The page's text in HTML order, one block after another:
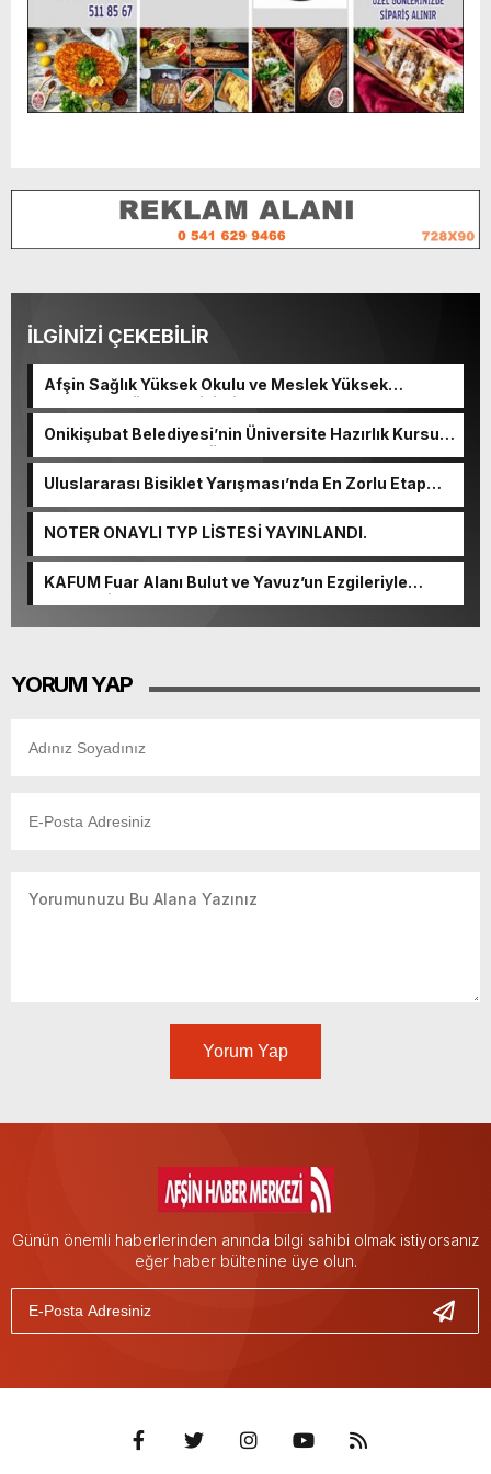
İLGİNİZİ ÇEKEBİLİR
Afşin Sağlık Yüksek Okulu ve Meslek Yüksek
Okulunda görev değişimi!
Onikişubat Belediyesi’nin Üniversite Hazırlık Kursu
başvurularında son gün 7 Ağustos.
Uluslararası Bisiklet Yarışması’nda En Zorlu Etap
NOTER ONAYLI TYP LİSTESİ YAYINLANDI.
KAFUM Fuar Alanı Bulut ve Yavuz’un Ezgileriyle
Şenlendi.
YORUM YAP
Yorum Yap
Günün önemli haberlerinden anında bilgi sahibi olmak istiyorsanız
eğer haber bültenine üye olun.